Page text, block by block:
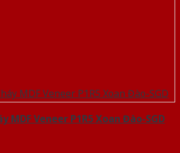
MDF Veneer P1R5 Xoan Đào-SGD